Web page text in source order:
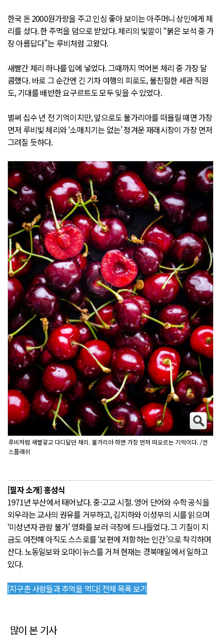
한국 돈 2000원가량을 주고 인심 좋아 보이는 아주머니 상인에게 체
리를 샀다. 한 주먹을 덤으로 받았다. 체리의 빛깔이 “붉은 보석 중 가
장 아름답다”는 루비처럼 고왔다.
새빨간 체리 하나를 입에 넣었다. 그때까지 먹어본 체리 중 가장 달
콤했다. 바로 그 순간엔 긴 기차 여행의 피로도, 불친절한 세관 직원
도, 기대를 배반한 요구르트도 모두 잊을 수 있었다.
벌써 십수 년 전 기억이지만, 앞으로도 불가리아를 떠올릴 때면 가장
먼저 루비빛 체리와 ‘소매치기는 없는’ 정겨운 재래시장이 가장 먼저
그려질 듯하다.
루비처럼 새빨갛고 다디달던 체리. 불가리아 하면 가장 먼저 떠오르는 기억이다. /언
스플래쉬
[필자 소개] 홍성식
1971년 부산에서 태어났다. 중·고교 시절. 영어 단어와 수학 공식을
외우라는 교사의 권유를 거부하고, 김지하와 이성부의 시를 읽으며
‘미성년자 관람 불가’ 영화를 보러 극장에 드나들었다. 그 기질이 지
금도 여전해 아직도 스스로를 ‘보편에 저항하는 인간’으로 착각하며
산다. 노동일보와 오마이뉴스를 거쳐 현재는 경북매일에서 일하고
있다.
[지구촌 사람들과 추억을 먹다] 전체 목록 보기
많이 본 기사